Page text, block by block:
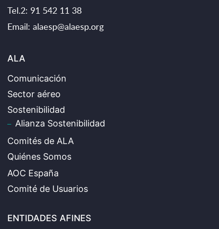
Tel.2: 91 542 11 38
Email: alaesp@alaesp.org
ALA
Comunicación
Sector aéreo
Sostenibilidad
Alianza Sostenibilidad
Comités de ALA
Quiénes Somos
AOC España
Comité de Usuarios
ENTIDADES AFINES